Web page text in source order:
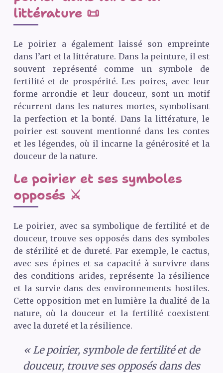
littérature 📜
Le poirier a également laissé son empreinte
dans l’art et la littérature. Dans la peinture, il est
souvent représenté comme un symbole de
fertilité et de prospérité. Les poires, avec leur
forme arrondie et leur douceur, sont un motif
récurrent dans les natures mortes, symbolisant
la perfection et la bonté. Dans la littérature, le
poirier est souvent mentionné dans les contes
et les légendes, où il incarne la générosité et la
douceur de la nature.
Le poirier et ses symboles
opposés ⚔️
Le poirier, avec sa symbolique de fertilité et de
douceur, trouve ses opposés dans des symboles
de stérilité et de dureté. Par exemple, le cactus,
avec ses épines et sa capacité à survivre dans
des conditions arides, représente la résilience
et la survie dans des environnements hostiles.
Cette opposition met en lumière la dualité de la
nature, où la douceur et la fertilité coexistent
avec la dureté et la résilience.
« Le poirier, symbole de fertilité et de
douceur, trouve ses opposés dans des